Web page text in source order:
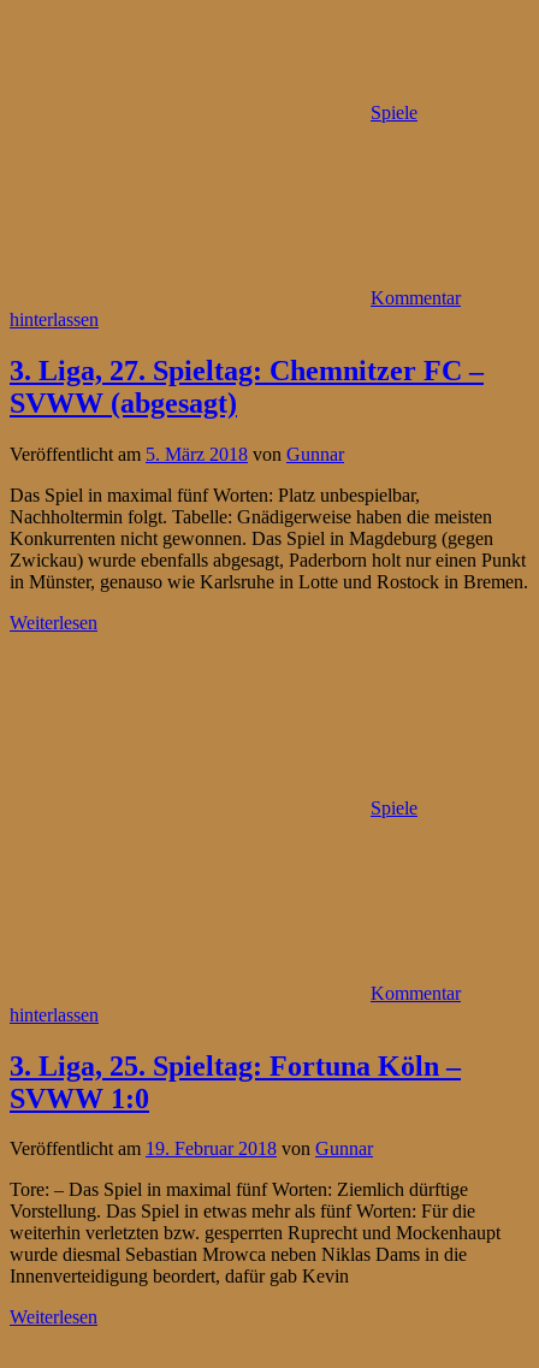
Spiele
Kommentar
hinterlassen
3. Liga, 27. Spieltag: Chemnitzer FC –
SVWW (abgesagt)
Veröffentlicht am 5. März 2018 von Gunnar
Das Spiel in maximal fünf Worten: Platz unbespielbar,
Nachholtermin folgt. Tabelle: Gnädigerweise haben die meisten
Konkurrenten nicht gewonnen. Das Spiel in Magdeburg (gegen
Zwickau) wurde ebenfalls abgesagt, Paderborn holt nur einen Punkt
in Münster, genauso wie Karlsruhe in Lotte und Rostock in Bremen.
Weiterlesen
Spiele
Kommentar
hinterlassen
3. Liga, 25. Spieltag: Fortuna Köln –
SVWW 1:0
Veröffentlicht am 19. Februar 2018 von Gunnar
Tore: – Das Spiel in maximal fünf Worten: Ziemlich dürftige
Vorstellung. Das Spiel in etwas mehr als fünf Worten: Für die
weiterhin verletzten bzw. gesperrten Ruprecht und Mockenhaupt
wurde diesmal Sebastian Mrowca neben Niklas Dams in die
Innenverteidigung beordert, dafür gab Kevin
Weiterlesen